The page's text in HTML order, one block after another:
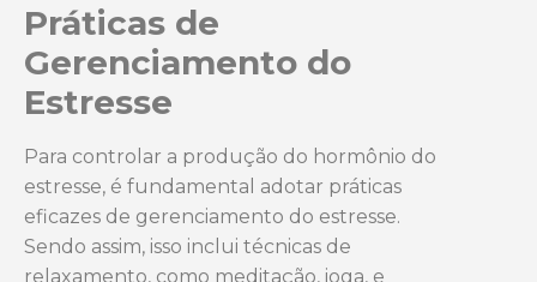
Práticas de
Gerenciamento do
Estresse
Para controlar a produção do hormônio do
estresse, é fundamental adotar práticas
eficazes de gerenciamento do estresse.
Sendo assim, isso inclui técnicas de
relaxamento, como meditação, ioga, e